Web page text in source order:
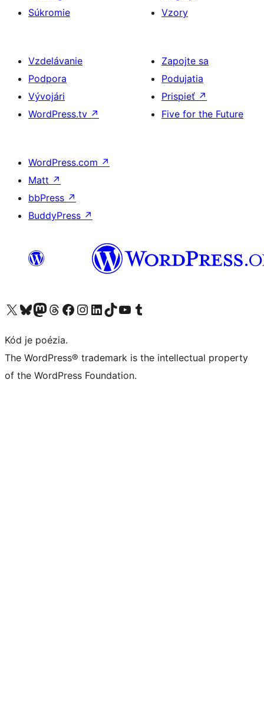
Súkromie
Vzory
Vzdelávanie
Podpora
Vývojári
WordPress.tv ↗
Zapojte sa
Podujatia
Prispieť ↗
Five for the Future
WordPress.com ↗
Matt ↗
bbPress ↗
BuddyPress ↗
Navštívte náš účet na X (predtým Twitter)
Navštívte náš účet na platforme Bluesky
Navštívte náš účet na Mastodone
Navštívte náš účet na platforme Threads
Navštívte našu stránku na Facebooku
Navštívte náš účet Instagram
Navštívte náš účet LinkedIn
Navštívte náš účet na platforme TikTok
Navštívte náš kanál YouTube
Navštívte náš účet na platforme Tumblr
Kód je poézia.
The WordPress® trademark is the intellectual property
of the WordPress Foundation.